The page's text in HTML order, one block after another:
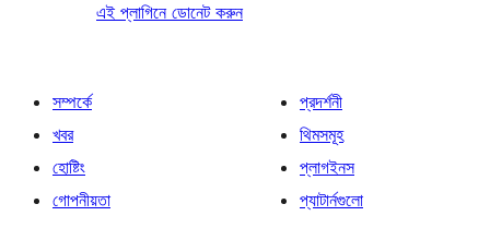
এই প্লাগিনে ডোনেট করুন
সম্পর্কে
খবর
হোষ্টিং
গোপনীয়তা
প্রদর্শনী
থিমসমূহ
প্লাগইনস
প্যাটার্নগুলো